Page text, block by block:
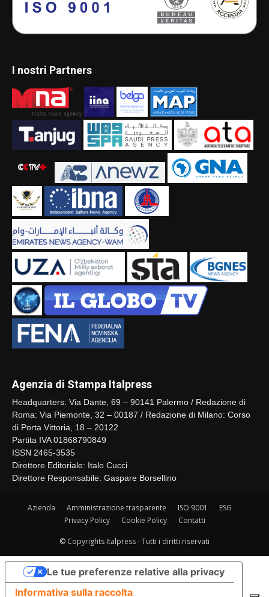
I nostri Partners
Agenzia di Stampa Italpress
Headquarters: Via Dante, 69 – 90141 Palermo / Redazione di
Roma: Via Piemonte, 32 – 00187 / Redazione di Milano: Corso
di Porta Vittoria, 18 – 20122
Partita IVA 01868790849
ISSN 2465-3535
Direttore Editoriale: Italo Cucci
Direttore Responsabile: Gaspare Borsellino
Azienda Amministrazione trasparente ISO 9001
ESG
Privacy Policy
Cookie Policy Contatti
© Copyrights Italpress - Tutti i diritti riservati
Informativa sulla raccolta
Le tue preferenze relative alla privacy